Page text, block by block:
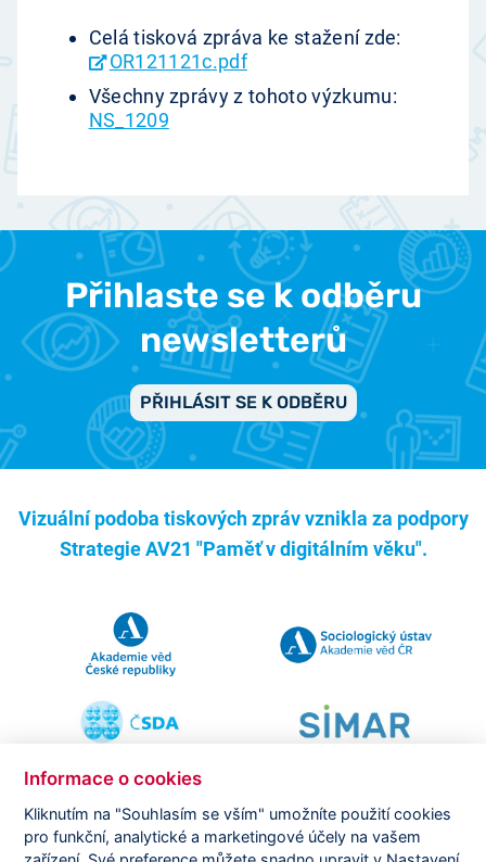
Celá tisková zpráva ke stažení zde:
OR121121c.pdf
Všechny zprávy z tohoto výzkumu:
NS_1209
Přihlaste se k odběru
newsletterů
PŘIHLÁSIT SE K ODBĚRU
Vizuální podoba tiskových zpráv vznikla za podpory
Strategie AV21 "Paměť v digitálním věku".
Copyright © CVVM | Právní ujednání| Nastavení cookies
Informace o cookies
Kliknutím na "Souhlasím se vším" umožníte použití cookies
pro funkční, analytické a marketingové účely na vašem